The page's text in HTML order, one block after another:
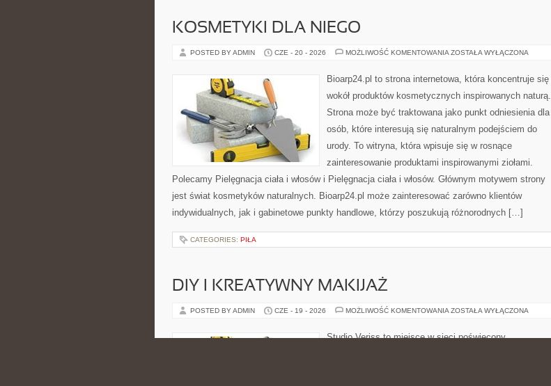
KOSMETYKI DLA NIEGO
POSTED BY ADMIN CZE - 20 - 2026 MOŻLIWOŚĆ KOMENTOWANIA KOSMETYKI
ZOSTAŁA WYŁĄCZONA
Bioarp24.pl to strona internetowa, która koncentruje się
wokół produktów kosmetycznych inspirowanych naturą.
Strona może być traktowana jako punkt odniesienia dla
osób, które interesują się naturalnym podejściem do
urody. To witryna, która wpisuje się w rosnące
zainteresowanie produktami inspirowanymi ziołami.
Polecamy Pielęgnacja ciała i włosów i Pielęgnacja ciała i włosów. Głównym motywem strony
jest świat kosmetyków naturalnych. Bioarp24.pl może zainteresować zarówno klientów
indywidualnych, jak i gabinetowe punkty handlowe, którzy poszukują różnorodnych […]
CATEGORIES: PIŁA
DIY I KREATYWNY MAKIJAŻ
POSTED BY ADMIN CZE - 19 - 2026 MOŻLIWOŚĆ KOMENTOWANIA DIY
MAKIJAŻ
ZOSTAŁA WYŁĄCZONA
Studio Veriss to miejsce w sieci poświęcony